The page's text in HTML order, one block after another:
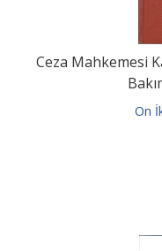
Ceza Mahkemesi
On